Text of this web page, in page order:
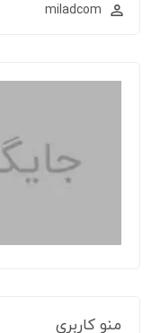
miladcom
منو کاربری